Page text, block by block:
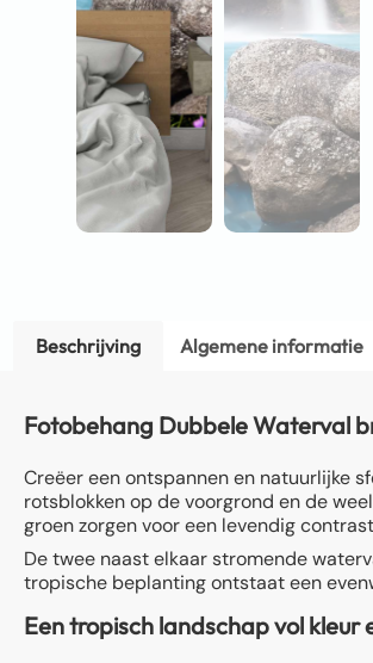
Beschrijving Algemene informatie
Fotobehang Dubbele Waterval
Creëer een ontspannen en natuurlijke
rotsblokken op de voorgrond en de
groen zorgen voor een levendig
De twee naast elkaar stromende
tropische beplanting ontstaat een
Een tropisch landschap vol kleur